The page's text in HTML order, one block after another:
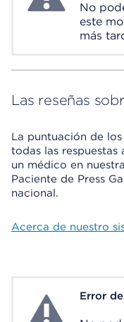
No
este
más
Las reseñas
La puntuación de
todas las respuestas
un médico en
Paciente de Press
nacional.
Acerca de nuestro
System Error
Error